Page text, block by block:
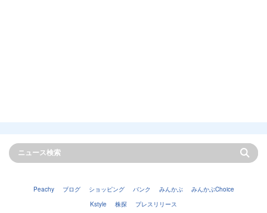
Peachy ブログ ショッピング バンク みんかぶ
みんかぶChoice
Kstyle
株探 プレスリリース